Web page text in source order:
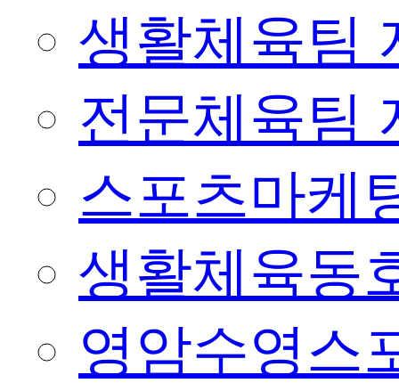
생활체육팀
전문체육팀
스포츠마케
생활체육동
영암수영스